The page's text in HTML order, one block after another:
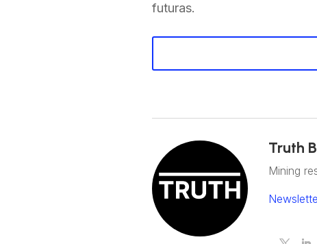
futuras.
Truth
Mining